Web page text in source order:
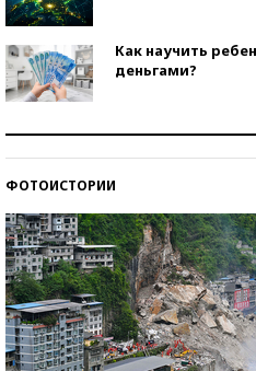
Как научить
деньгами?
ФОТОИСТОРИИ